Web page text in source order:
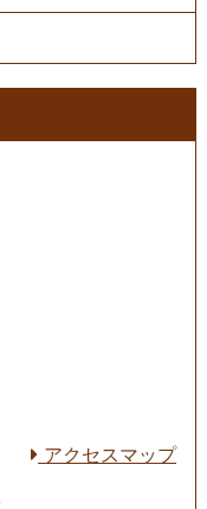
アクセスマップ